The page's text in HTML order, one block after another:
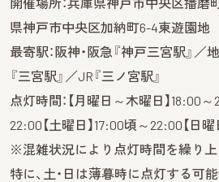
県神戸市中央区加納町6-4東遊園地
最寄駅：阪神・阪急『神戸三宮駅』／
『三宮駅』／JR『三ノ宮駅』
点灯時間：【月曜日～木曜日】18:00～
22:00【土曜日】17:00頃～22:00【日曜
※混雑状況により点灯時間を繰り上
特に、土・日は薄暮時に点灯する可